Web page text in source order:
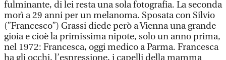
fulminante, di lei resta una sola fotografia. La seconda
morì a 29 anni per un melanoma. Sposata con Silvio
(”Francesco”) Grassi diede però a Vienna una grande
gioia e cioè la primissima nipote, solo un anno prima,
nel 1972: Francesca, oggi medico a Parma. Francesca
ha gli occhi, l’espressione, i capelli della mamma